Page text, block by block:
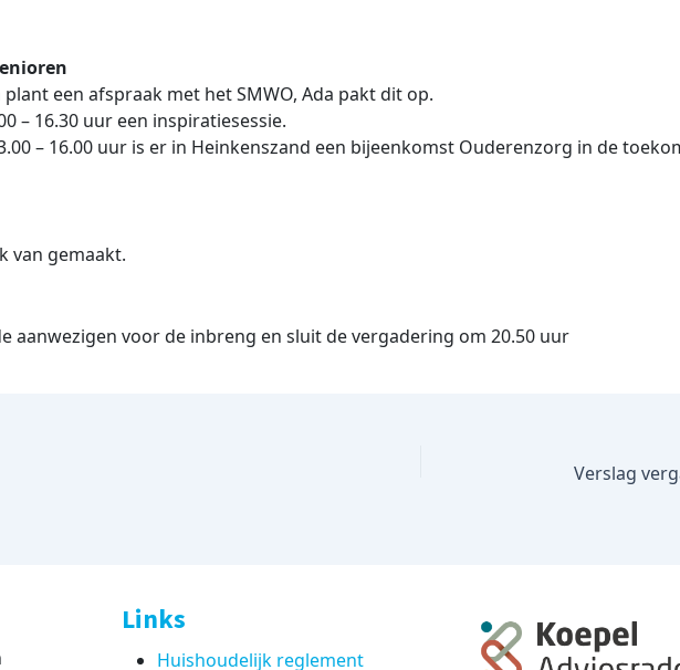
een afspraak met het SMWO, Ada pakt dit op.
– 16.30 uur een inspiratiesessie.
– 16.00 uur is er in Heinkenszand een bijeenkomst Ouderenzorg in de
van gemaakt.
aanwezigen voor de inbreng en sluit de vergadering om 20.50 uur
Links
Huishoudelijk reglement